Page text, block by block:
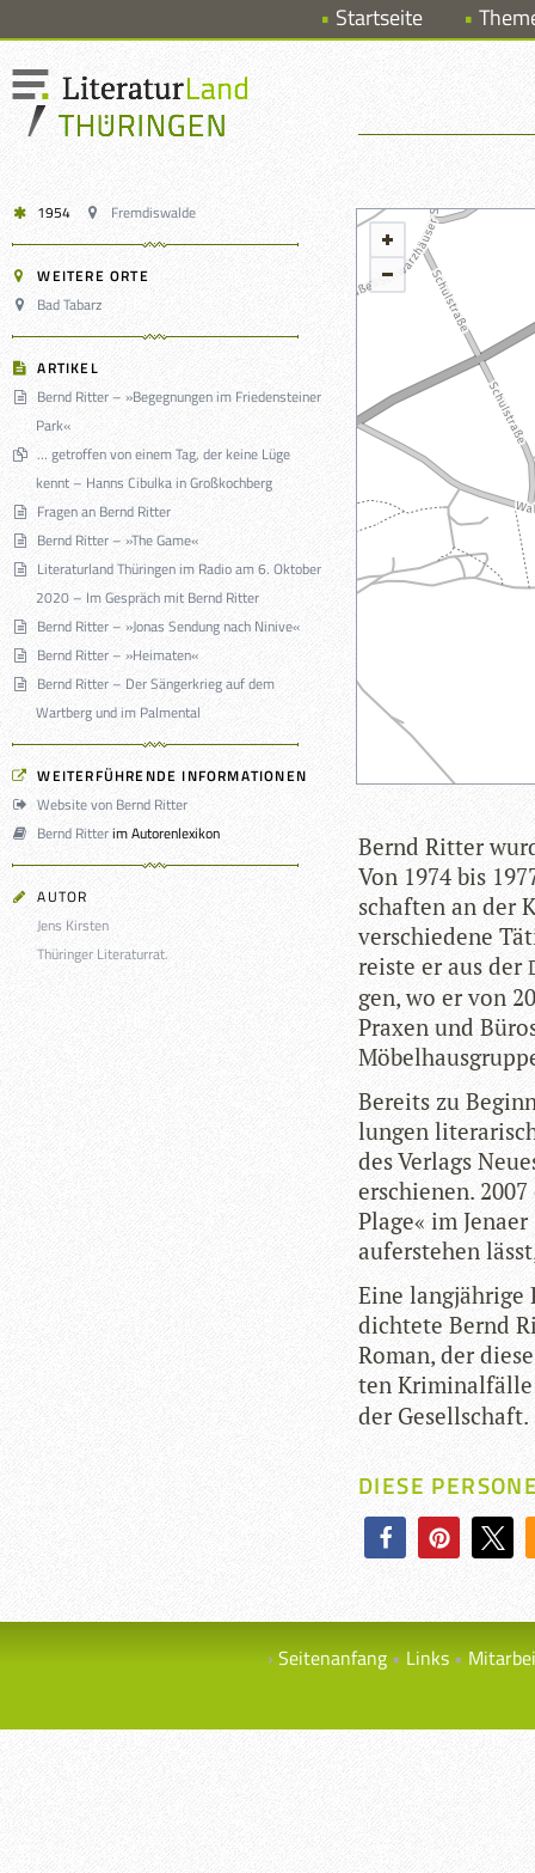
Startseite
1954 Fremdiswalde
WEITERE ORTE
Bad Tabarz
ARTIKEL
Bernd Ritter – »Begegnungen im Friedensteiner
Park«
… getroffen von einem Tag, der keine Lüge
kennt – Hanns Cibulka in Großkochberg
Fragen an Bernd Ritter
Bernd Ritter – »The Game«
Literaturland Thüringen im Radio am 6. Oktober
2020 – Im Gespräch mit Bernd Ritter
Bernd Ritter – »Jonas Sendung nach Ninive«
Bernd Ritter – »Heimaten«
Bernd Ritter – Der Sängerkrieg auf dem
Wartberg und im Palmental
WEITERFÜHRENDE INFORMATIONEN
Website von Bernd Ritter
Bernd Ritterim Autorenlexikon
AUTOR
Jens Kirsten
Thüringer Literaturrat.
Bernd Rit­ter
Von 1974 bis
schaf­ten an der
ver­schie­dene
reiste er aus der
gen, wo er von
Pra­xen und
Bereits zu
lun­gen
des Ver­lags
erschie­nen.
Plage« im
auf­er­ste­hen
Eine lang­jäh­rige
dich­tete Bernd
Roman, der
ten
der Gesellschaft.
DIESE
Seitenanfang Links